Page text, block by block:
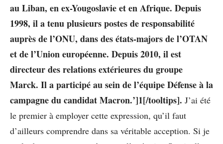
au Liban, en ex-Yougoslavie et en Afrique. Depuis
1998, il a tenu plusieurs postes de responsabilité
auprès de l’ONU, dans des états-majors de l’OTAN
et de l’Union européenne. Depuis 2010, il est
directeur des relations extérieures du groupe
Marck. Il a participé au sein de l’équipe Défense à la
campagne du candidat Macron.’]1[/tooltips]. J’ai été
le premier à employer cette expression, qu’il faut
d’ailleurs comprendre dans sa véritable acception. Si je